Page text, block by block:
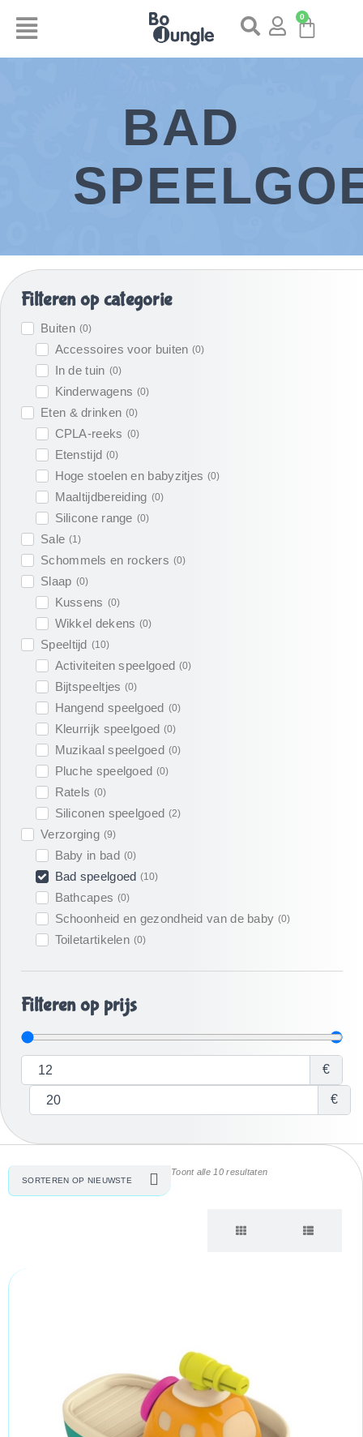
0
BAD
Filteren op categorie
Buiten (0)
Accessoires voor buiten (0)
In de tuin (0)
Kinderwagens (0)
Eten & drinken (0)
CPLA-reeks (0)
Etenstijd (0)
Hoge stoelen en babyzitjes (0)
Maaltijdbereiding (0)
Silicone range (0)
Sale (1)
Schommels en rockers (0)
Slaap (0)
Kussens (0)
Wikkel dekens (0)
Speeltijd (10)
Activiteiten speelgoed (0)
Bijtspeeltjes (0)
Hangend speelgoed (0)
Kleurrijk speelgoed (0)
Muzikaal speelgoed (0)
Pluche speelgoed (0)
Ratels (0)
Siliconen speelgoed (2)
Verzorging (9)
Baby in bad (0)
Bad speelgoed (10)
Bathcapes (0)
Schoonheid en gezondheid van de baby (0)
Toiletartikelen (0)
Filteren op prijs
€
€
Toont alle 10 resultaten